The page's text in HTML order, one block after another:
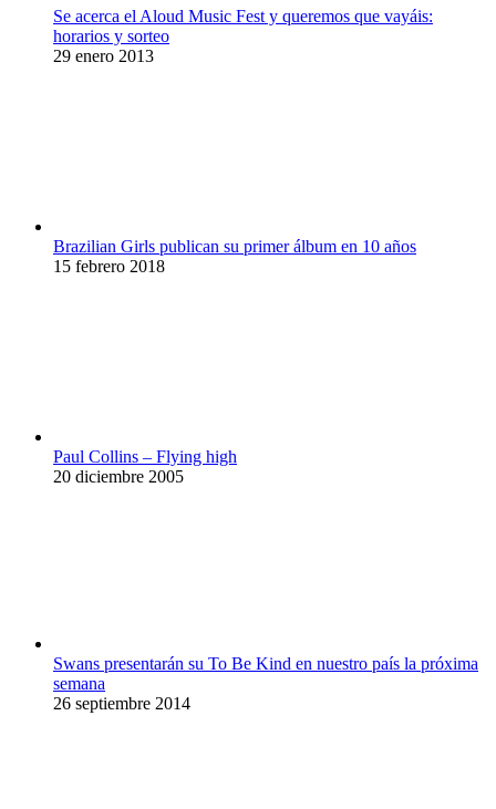
Se acerca el Aloud Music Fest y queremos que vayáis:
horarios y sorteo
29 enero 2013
Brazilian Girls publican su primer álbum en 10 años
15 febrero 2018
Paul Collins – Flying high
20 diciembre 2005
Swans presentarán su To Be Kind en nuestro país la próxima
semana
26 septiembre 2014